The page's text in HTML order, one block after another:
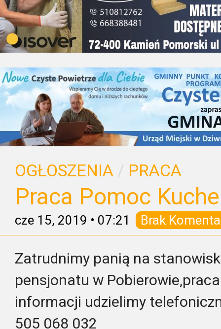
OGŁOSZENIA / PRACA
Praca Pomoc
cze 15, 2019 • 07:21 Brak
Zatrudnimy panią na
pensjonatu w
informacji udzielimy
505 068 032